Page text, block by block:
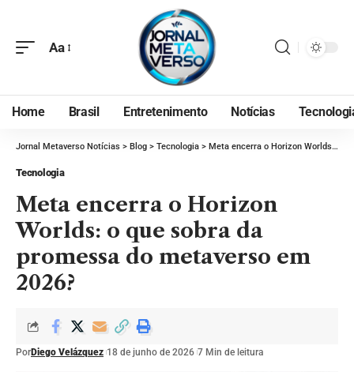
Aa
Home Brasil Entretenimento Notícias
Jornal Metaverso Notícias > Blog > Tecnologia > Meta encerra o Horizon Worlds: o que sobra da promessa do metaverso em 2026?
Tecnologia
Meta encerra o Horizon
Worlds: o que sobra da
promessa do metaverso em
2026?
PorDiego Velázquez 18 de junho de 2026 7 Min de leitura